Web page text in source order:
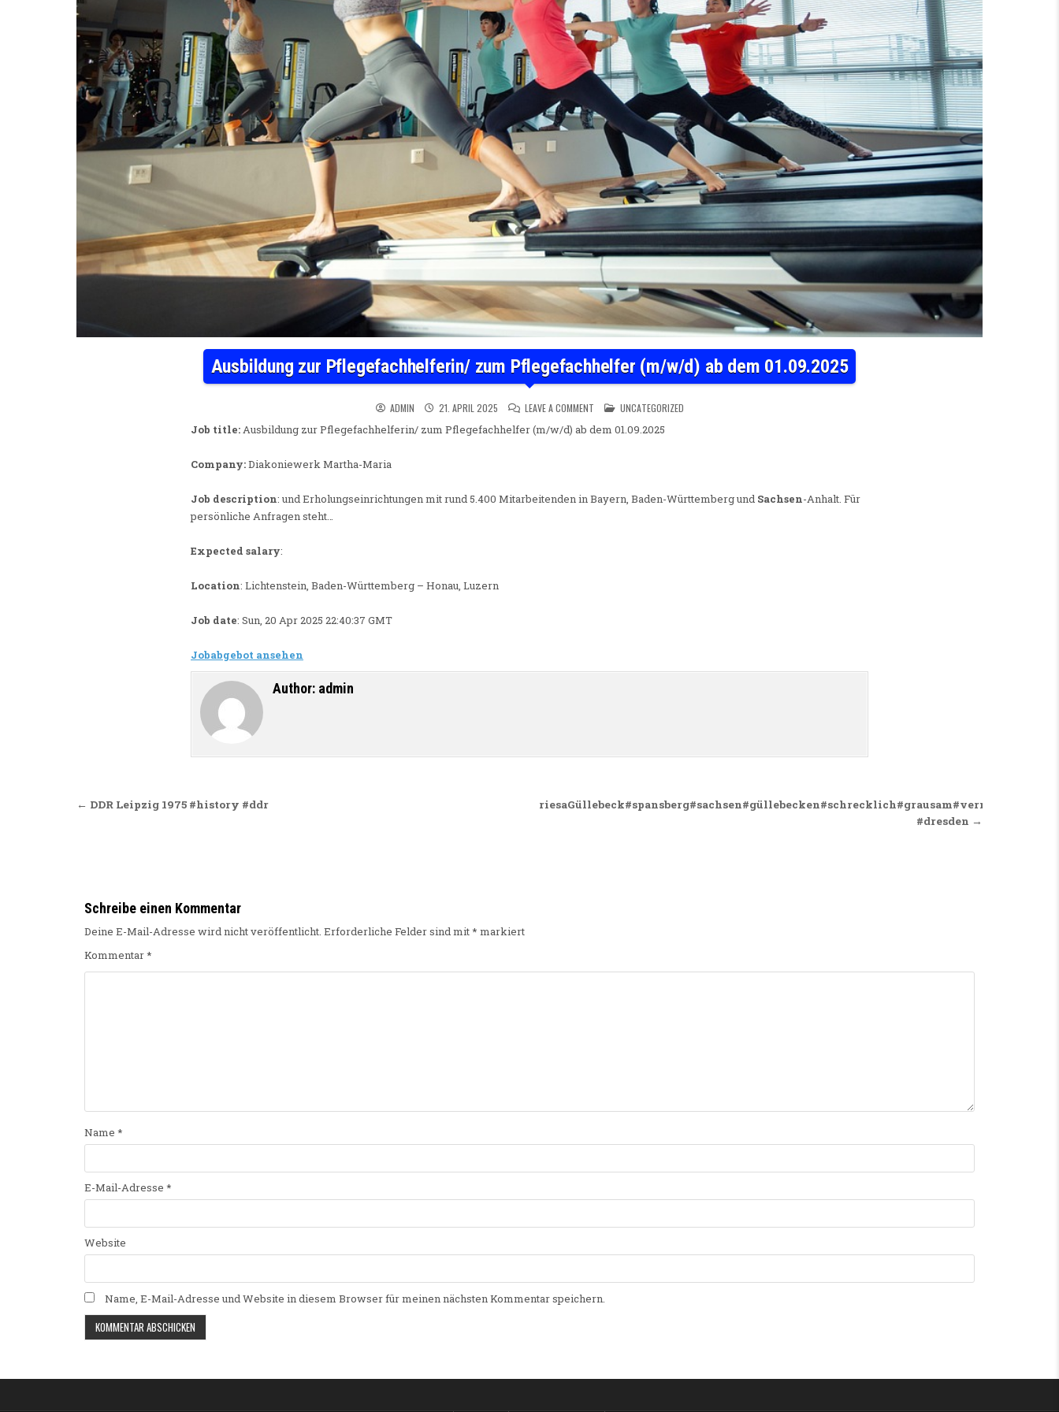
Ausbildung zur Pflegefachhelferin/ zum Pflegefachhelfer (m/w/d) ab dem 01.09.2025
ADMIN 21. APRIL 2025 LEAVE A COMMENTON AUSBILDUNG ZUR PFLEGEFACHHELFERIN/ ZUM PFLEGEFACHHELFER (M/W/D) AB DEM 01.09.2025
POSTED IN
UNCATEGORIZED
Job title:Ausbildung zur Pflegefachhelferin/ zum Pflegefachhelfer (m/w/d) ab dem 01.09.2025
Company:Diakoniewerk Martha-Maria
Job description: und Erholungseinrichtungen mit rund 5.400 Mitarbeitenden in Bayern, Baden-Württemberg und Sachsen-Anhalt. Für
persönliche Anfragen steht…
Expected salary:
Location: Lichtenstein, Baden-Württemberg – Honau, Luzern
Job date: Sun, 20 Apr 2025 22:40:37 GMT
Jobabgebot ansehen
Author: admin
Beitragsnavigation
#dresden →
← DDR Leipzig 1975 #history #ddr
Schreibe einen Kommentar
Deine E-Mail-Adresse wird nicht veröffentlicht. Erforderliche Felder sind mit* markiert
Kommentar*
Name *
E-Mail-Adresse *
Website
Name, E-Mail-Adresse und Website in diesem Browser für meinen nächsten Kommentar speichern.